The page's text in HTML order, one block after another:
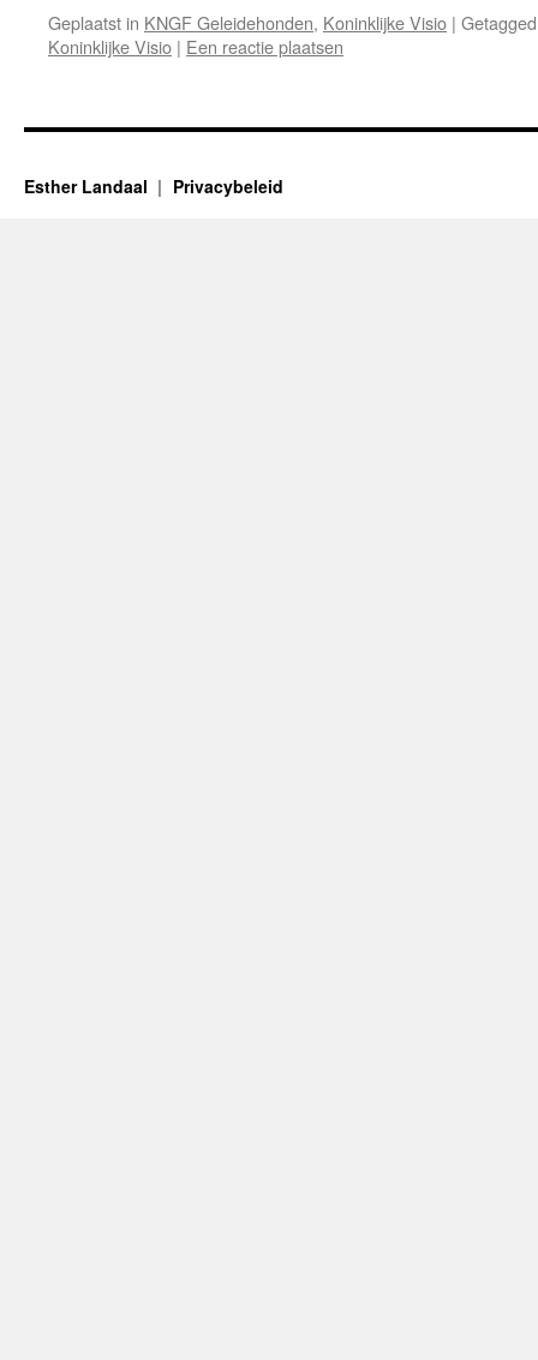
Geplaatst in KNGF Geleidehonden, Koninklijke Visio | Getagged
Koninklijke Visio | Een reactie plaatsen
Esther Landaal Privacybeleid